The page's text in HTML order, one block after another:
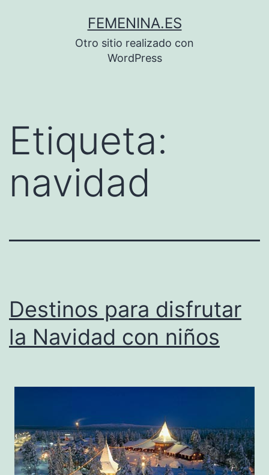
FEMENINA.ES
Otro sitio realizado con
WordPress
Etiqueta:
navidad
Destinos para disfrutar
la Navidad con niños